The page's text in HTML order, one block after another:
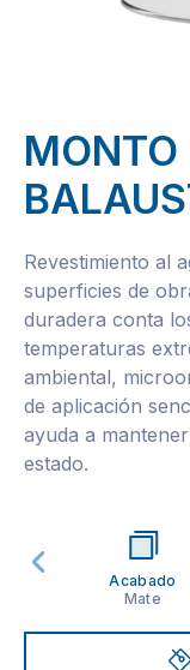
MONTO
Revestimiento al
superficies de
duradera conta
temperaturas
ambiental,
de aplicación
ayuda a
estado.
Acabado
Mate